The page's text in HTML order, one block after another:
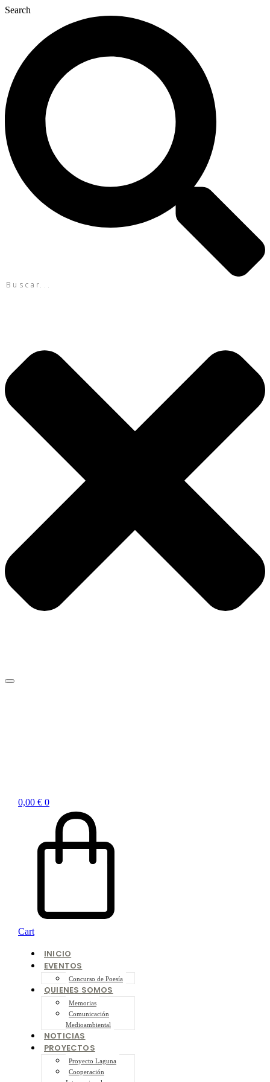
Search
0,00 € 0
Cart
INICIO
EVENTOS
Concurso de Poesía
QUIENES SOMOS
Memorias
Comunicación
Medioambiental
NOTICIAS
PROYECTOS
Proyecto Laguna
Cooperación